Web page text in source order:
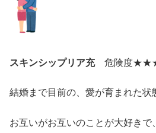
スキンシップリア充危険度
結婚まで目前の、愛が育まれた状
お互いがお互いのことが大好きで